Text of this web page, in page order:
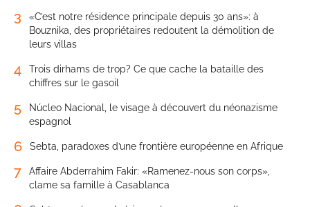
3
«C’est notre résidence principale depuis 30 ans»: à
Bouznika, des propriétaires redoutent la démolition de
leurs villas
4
Trois dirhams de trop? Ce que cache la bataille des
chiffres sur le gasoil
5
Núcleo Nacional, le visage à découvert du néonazisme
espagnol
6 Sebta, paradoxes d’une frontière européenne en Afrique
7
Affaire Abderrahim Fakir: «Ramenez-nous son corps»,
clame sa famille à Casablanca